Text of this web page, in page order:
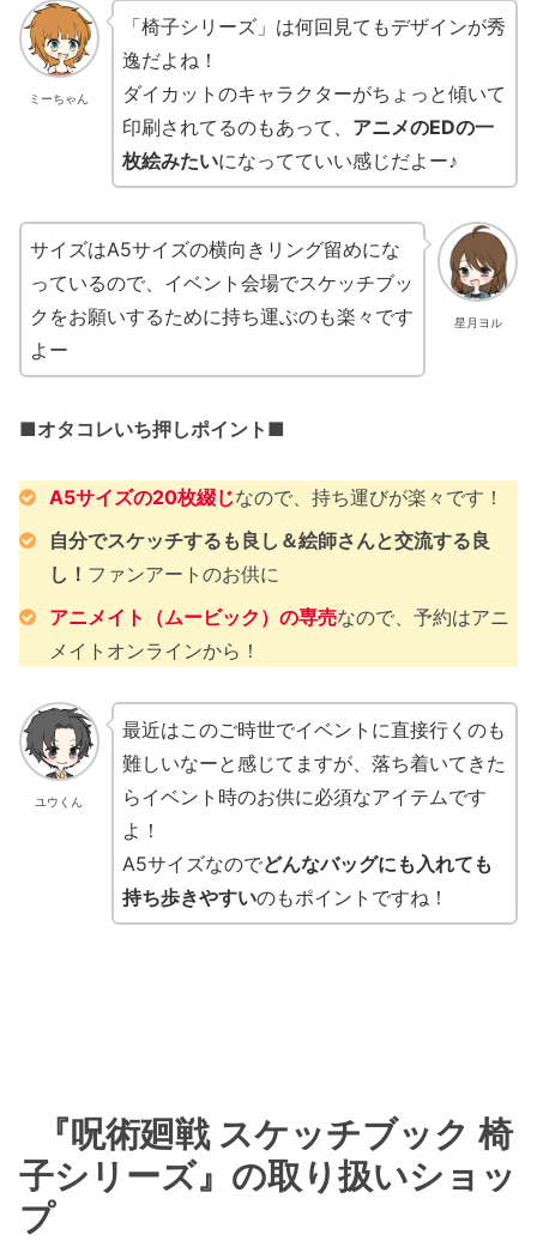
ミーちゃん
「椅子シリーズ」は何回見てもデザインが秀
逸だよね！
ダイカットのキャラクターがちょっと傾いて
印刷されてるのもあって、 アニメのEDの一
枚絵みたいになってていい感じだよー♪
星月ヨル
サイズはA5サイズの横向きリング留めにな
っているので、イベント会場でスケッチブッ
クをお願いするために持ち運ぶのも楽々です
よー
■オタコレいち押しポイント■
A5サイズの20枚綴じなので、持ち運びが楽々です！
自分でスケッチするも良し＆絵師さんと交流する良
し！ ファンアートのお供に
アニメイト（ムービック）の専売なので、予約はアニ
メイトオンラインから！
ユウくん
最近はこのご時世でイベントに直接行くのも
難しいなーと感じてますが、落ち着いてきた
らイベント時のお供に必須なアイテムです
よ！
A5サイズなのでどんなバッグにも入れても
持ち歩きやすいのもポイントですね！
『呪術廻戦 スケッチブック 椅
子シリーズ』の取り扱いショッ
プ